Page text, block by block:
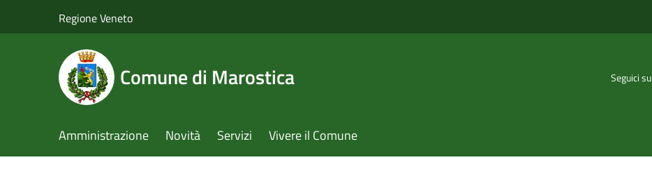
Regione Veneto
Comune di Marostica Seguici su
Amministrazione Novità Servizi Vivere il Comune